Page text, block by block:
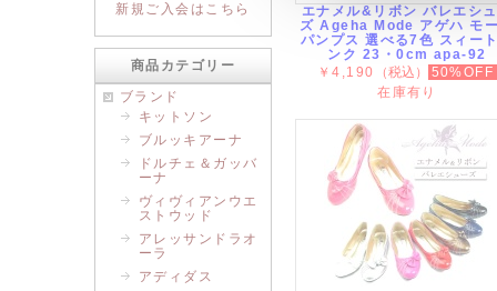
エナメル&リボン バレエシ
ズ Ageha Mode アゲハ モ
パンプス 選べる7色 スィー
ンク 23・0cm apa-92
￥4,190
（税込）
50%OFF
在庫有り
新規ご入会はこちら
商品カテゴリー
ブランド
キットソン
ブルッキアーナ
ドルチェ＆ガッバ
ーナ
ヴィヴィアンウエ
ストウッド
アレッサンドラオ
ーラ
アディダス